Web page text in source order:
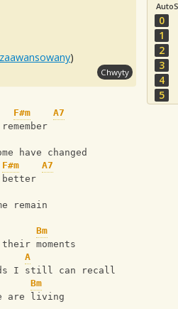
zaawansowany)
Chwyty
0
1
2
3
4
5
F#m
A7
have changed
F#m
A7
better
remain
Bm
moments
A
I still can recall
Bm
are living